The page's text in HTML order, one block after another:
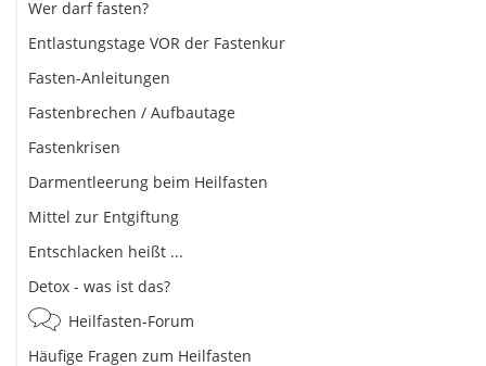
Wer darf fasten?
Entlastungstage VOR der Fastenkur
Fasten-Anleitungen
Fastenbrechen / Aufbautage
Fastenkrisen
Darmentleerung beim Heilfasten
Mittel zur Entgiftung
Entschlacken heißt ...
Detox - was ist das?
Heilfasten-Forum
Häufige Fragen zum Heilfasten